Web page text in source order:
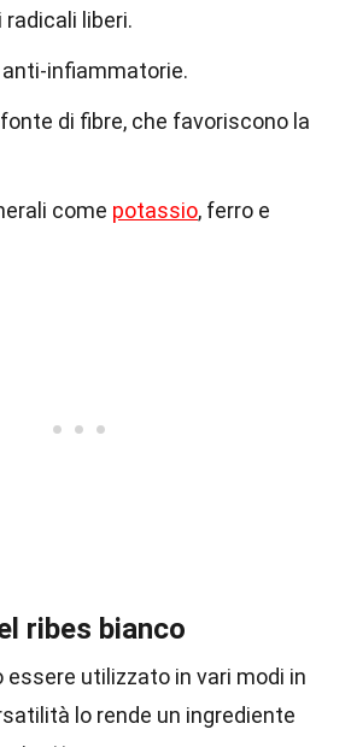
liberi.
infiammatorie.
di fibre, che favoriscono la
come potassio, ferro e
ribes bianco
essere utilizzato in vari modi in
lo rende un ingrediente